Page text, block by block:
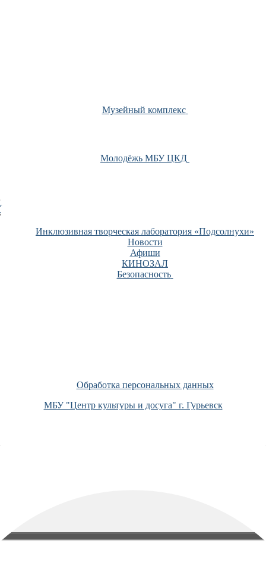
Музейный комплекс
Молодёжь МБУ ЦКД
Инклюзивная творческая лаборатория «Подсолнухи»
Новости
Афиши
КИНОЗАЛ
Безопасность
Обработка персональных данных
МБУ "Центр культуры и досуга" г. Гурьевск